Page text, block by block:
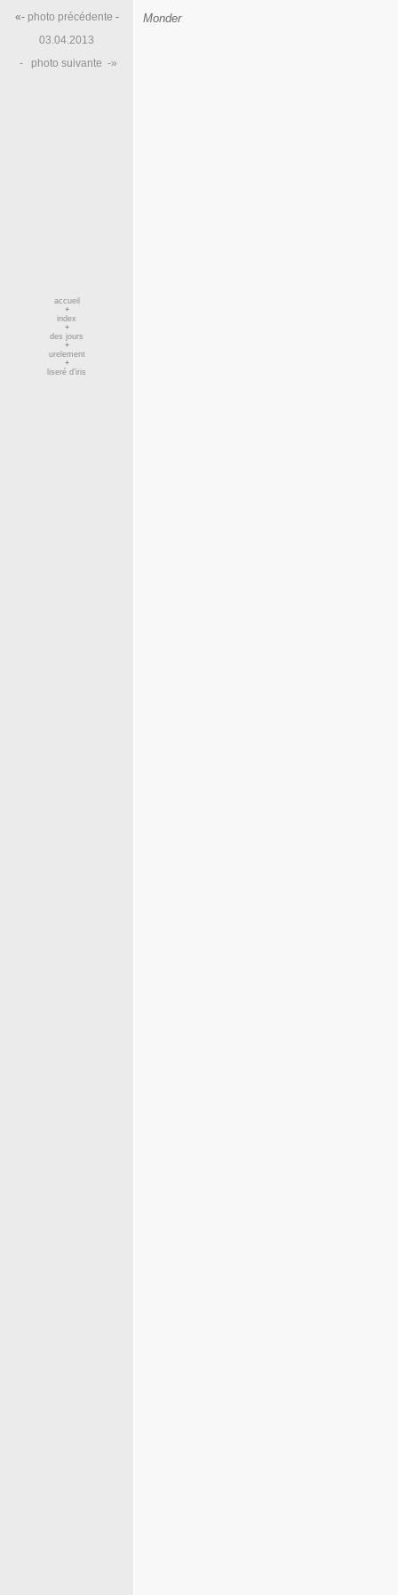
«-photo précédente -
03.04.2013
-
photo suivante -»
accueil
+
index
+
des jours
+
urelement
+
liseré d'iris
Monder